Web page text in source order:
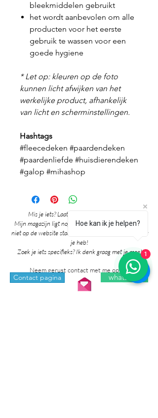
bleekmiddelen gebruikt
het wordt aanbevolen om alle
producten voor het eerste
gebruik te wassen voor een
goede hygiene
* Let op: kleuren op de foto
kunnen licht afwijken van het
werkelijke product, afhankelijk
van licht en scherminstellingen.
Hashtags
#fleecedeken #paardendeken
#paardenliefde #huisdierendeken
#galop #mihashop
Mis je iets? Laat het me vooral weten! 🎉
Mijn magazijn ligt nog vol mooie producten die nog
niet op de website staan. Grote kans dat ik het al voor
je heb!
Zoek je iets specifieks? Ik denk graag met je mee!
Neem gerust contact met me op via:
Contact pagina whatsapp
Hoe kan ik je helpen?
1